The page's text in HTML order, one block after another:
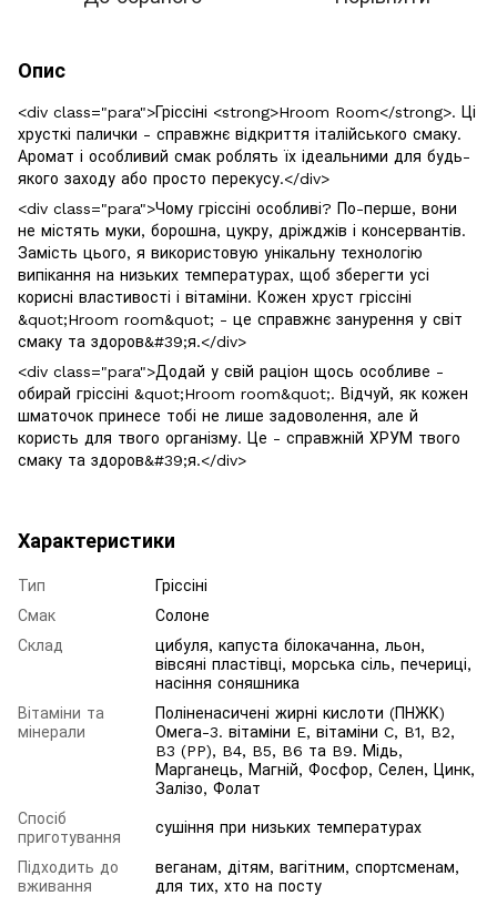
Опис
<div class="para">Гріссіні <strong>Hroom Room</strong>. Ці
хрусткі палички - справжнє відкриття італійського смаку.
Аромат і особливий смак роблять їх ідеальними для будь-
якого заходу або просто перекусу.</div>
<div class="para">Чому гріссіні особливі? По-перше, вони
не містять муки, борошна, цукру, дріжджів і консервантів.
Замість цього, я використовую унікальну технологію
випікання на низьких температурах, щоб зберегти усі
корисні властивості і вітаміни. Кожен хруст гріссіні
&quot;Hroom room&quot; - це справжнє занурення у світ
смаку та здоров&#39;я.</div>
<div class="para">Додай у свій раціон щось особливе -
обирай гріссіні &quot;Hroom room&quot;. Відчуй, як кожен
шматочок принесе тобі не лише задоволення, але й
користь для твого організму. Це - справжній ХРУМ твого
смаку та здоров&#39;я.</div>
Характеристики
Тип
Гріссіні
Смак
Солоне
Склад
цибуля, капуста білокачанна, льон,
вівсяні пластівці, морська сіль, печериці,
насіння соняшника
Вітаміни та
мінерали
Поліненасичені жирні кислоти (ПНЖК)
Омега-3. вітаміни E, вітаміни C, B1, B2,
B3 (PP), B4, B5, B6 та B9. Мідь,
Марганець, Магній, Фосфор, Селен, Цинк,
Залізо, Фолат
Спосіб
приготування
сушіння при низьких температурах
Підходить до
вживання
веганам, дітям, вагітним, спортсменам,
для тих, хто на посту